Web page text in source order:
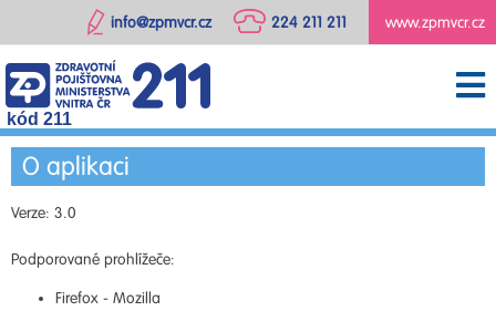
www.zpmvcr.cz
224 211 211
info@zpmvcr.cz
kód 211
O aplikaci
Verze: 3.0
Podporované prohlížeče:
Firefox - Mozilla